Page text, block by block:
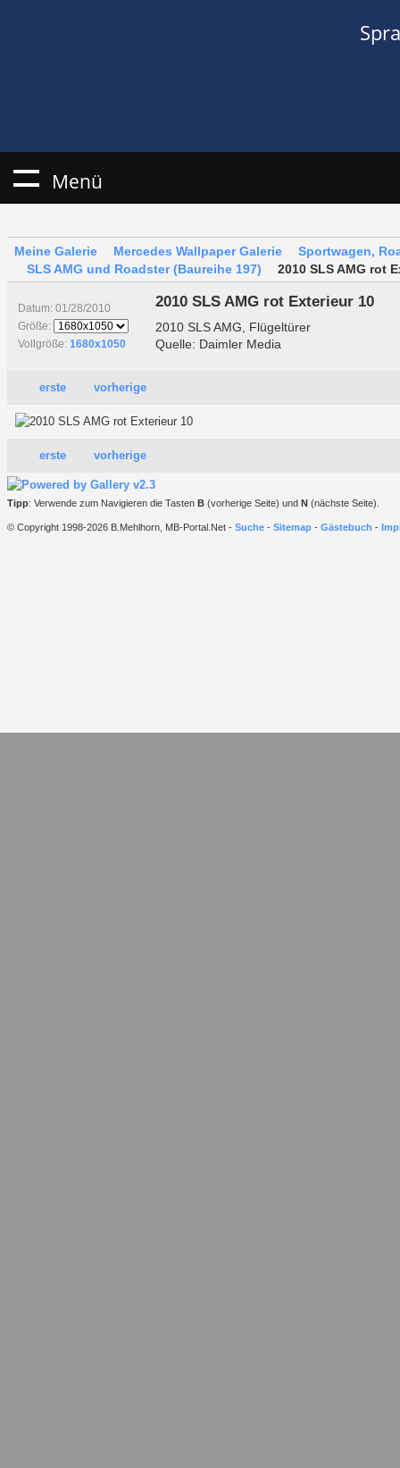
Menü
Meine Galerie Mercedes Wallpaper Galerie
Sportwagen,
SLS AMG und Roadster (Baureihe 197)
2010 SLS AMG rot
Datum: 01/28/2010
Größe:
Vollgröße: 1680x1050
2010 SLS AMG rot Exterieur 10
2010 SLS AMG, Flügeltürer
Quelle: Daimler Media
erste vorherige
erste vorherige
Tipp: Verwende zum Navigieren die Tasten B (vorherige Seite) und N (nächste Seite).
© Copyright 1998-2026 B.Mehlhorn, MB-Portal.Net - Suche - Sitemap - Gästebuch -